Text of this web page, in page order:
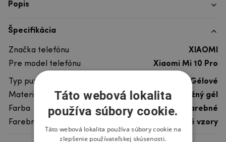
Popis
Špecifikácia
Značka telefónu
XIAOMI
Pre model telefónu
Xiaomi Mi 10 Pro
Typ puzdra
Gélové
Materiál
pružný gél
Farba
viacfarebné
Farebný motív
Ostatné vzory
Táto webová lokalita
používa súbory cookie.
Táto webová lokalita používa súbory cookie na
zlepšenie používateľskej skúsenosti.